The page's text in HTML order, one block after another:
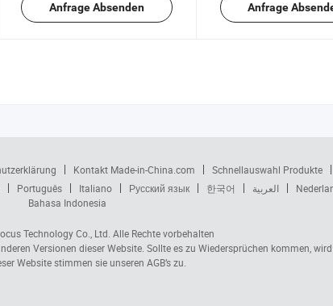
Anfrage Absenden Anfrage
Kontakt Made-in-China.com Schnellauswahl Produkte
Português Italiano Русский язык 한국어 العربية
Bahasa Indonesia
Technology Co., Ltd. Alle Rechte vorbehalten
Versionen dieser Website. Sollte es zu Wiedersprüchen kommen,
Website stimmen sie unseren AGB’s zu.